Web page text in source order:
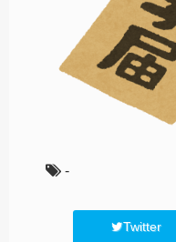
-
Twitter